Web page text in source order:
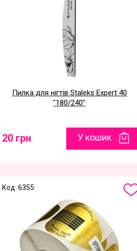
Пилка для нігтів Staleks Expert 40
"180/240"
20 грн У кошик
Код: 6355